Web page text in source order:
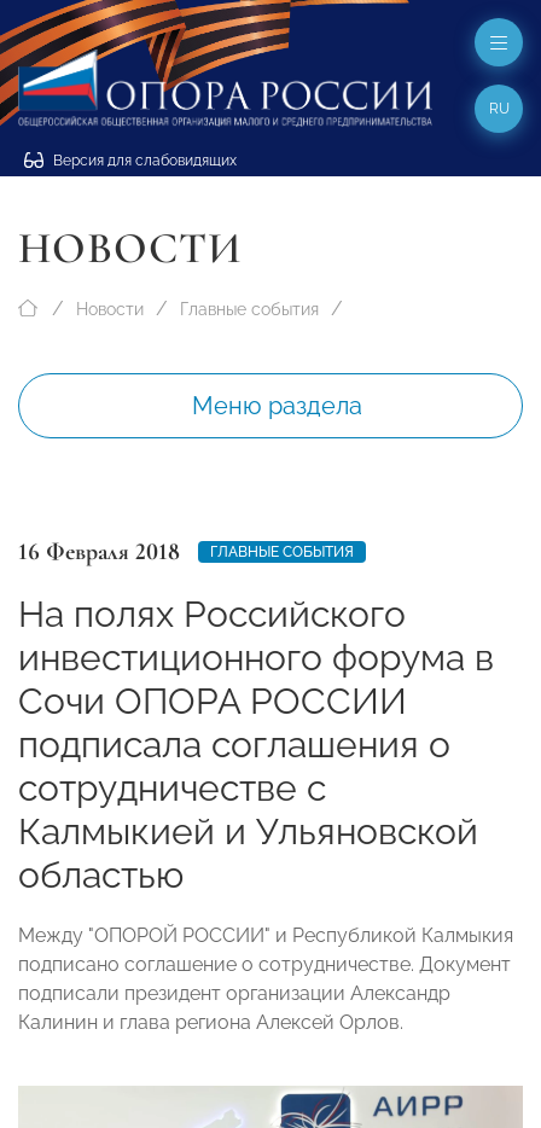
Версия для слабовидящих
RU
НОВОСТИ
Новости Главные события
Меню раздела
16 Февраля 2018 ГЛАВНЫЕ СОБЫТИЯ
На полях Российского
инвестиционного форума в
Сочи ОПОРА РОССИИ
подписала соглашения о
сотрудничестве с
Калмыкией и Ульяновской
областью
Между "ОПОРОЙ РОССИИ" и Республикой Калмыкия
подписано соглашение о сотрудничестве. Документ
подписали президент организации Александр
Калинин и глава региона Алексей Орлов.